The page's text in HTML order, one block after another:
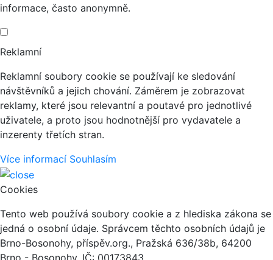
informace, často anonymně.
Reklamní
Reklamní soubory cookie se používají ke sledování
návštěvníků a jejich chování. Záměrem je zobrazovat
reklamy, které jsou relevantní a poutavé pro jednotlivé
uživatele, a proto jsou hodnotnější pro vydavatele a
inzerenty třetích stran.
Více informací Souhlasím
Cookies
Tento web používá soubory cookie a z hlediska zákona se
jedná o osobní údaje. Správcem těchto osobních údajů je
Brno-Bosonohy, příspěv.org., Pražská 636/38b, 64200
Brno - Bosonohy, IČ: 00173843.